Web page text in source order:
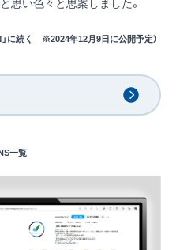
思い色々と思案しました。
」に続く ※2024年12月9日に公開予定）
一覧